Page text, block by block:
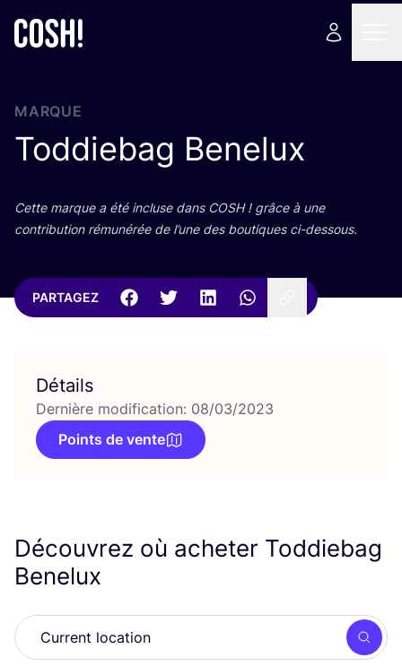
MARQUE
Toddiebag Benelux
Cette marque a été incluse dans COSH! grâce à une
contri­bu­tion rému­né­rée de l’une des bou­tiques ci-dessous.
PARTAGEZ
Détails
Dernière modification: 08/03/2023
Points de vente
Découvrez où acheter Toddiebag
Benelux